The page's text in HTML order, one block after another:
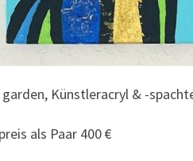
garden, Künstleracryl & -
als Paar 400 €